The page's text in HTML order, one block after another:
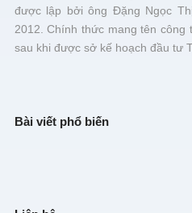
được lập bởi ông Đặng Ngọc
2012. Chính thức mang tên công
sau khi được sở kế hoạch đầu tư
Bài viết phổ biến